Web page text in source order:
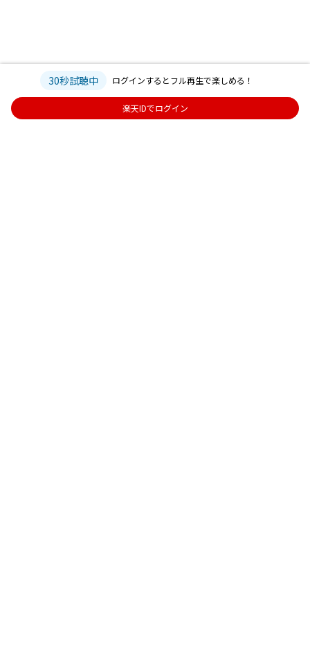
30秒試聴中 ログインするとフル再生で楽しめる！
楽天IDでログイン